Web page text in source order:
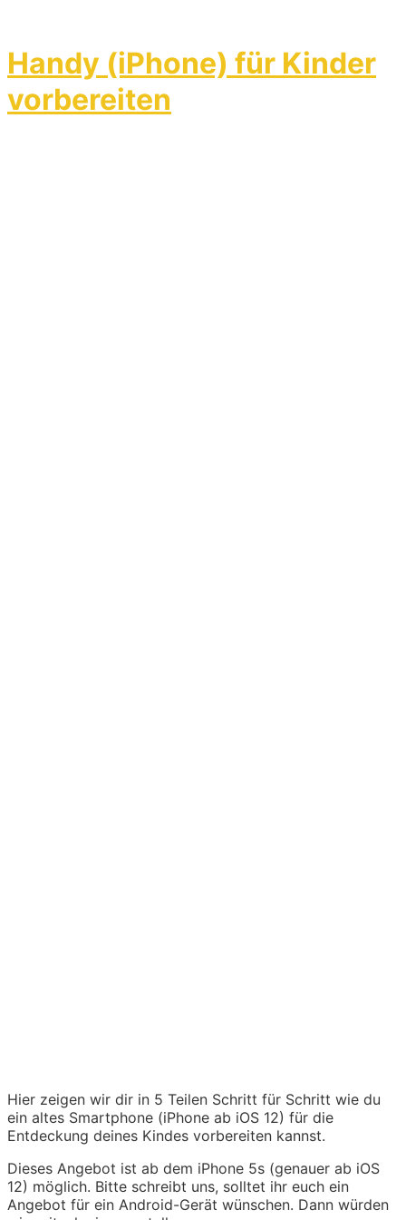
Handy (iPhone) für Kinder
vorbereiten
Hier zeigen wir dir in 5 Teilen Schritt für Schritt wie du
ein altes Smartphone (iPhone ab iOS 12) für die
Entdeckung deines Kindes vorbereiten kannst.
Dieses Angebot ist ab dem iPhone 5s (genauer ab iOS
12) möglich. Bitte schreibt uns, solltet ihr euch ein
Angebot für ein Android-Gerät wünschen. Dann würden